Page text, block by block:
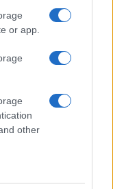
or app.
other